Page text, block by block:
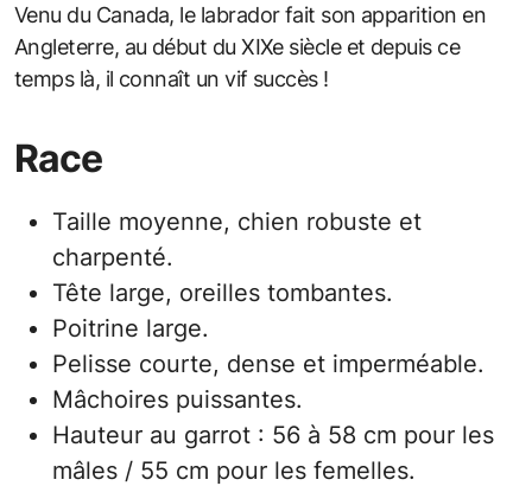
Venu du Canada, le labrador fait son apparition en
Angleterre, au début du XIXe siècle et depuis ce
temps là, il connaît un vif succès !
Race
Taille moyenne, chien robuste et
charpenté.
Tête large, oreilles tombantes.
Poitrine large.
Pelisse courte, dense et imperméable.
Mâchoires puissantes.
Hauteur au garrot : 56 à 58 cm pour les
mâles / 55 cm pour les femelles.